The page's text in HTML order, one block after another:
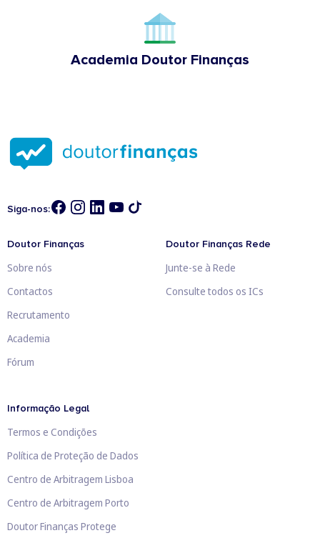
Academia Doutor Finanças
Siga-nos:
Doutor Finanças
Sobre nós
Contactos
Recrutamento
Academia
Fórum
Doutor Finanças Rede
Junte-se à Rede
Consulte todos os ICs
Informação Legal
Termos e Condições
Política de Proteção de Dados
Centro de Arbitragem Lisboa
Centro de Arbitragem Porto
Doutor Finanças Protege